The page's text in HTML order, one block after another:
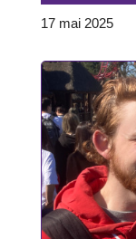
17 mai 2025